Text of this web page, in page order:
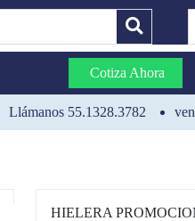
Cotiza Ahora
Llámanos 55.1328.3782
HIELERA